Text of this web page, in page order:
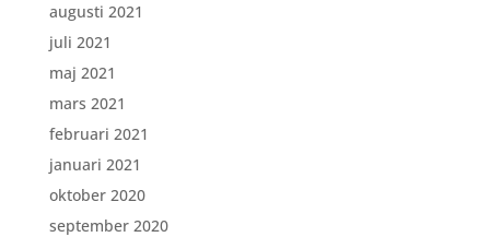
augusti 2021
juli 2021
maj 2021
mars 2021
februari 2021
januari 2021
oktober 2020
september 2020